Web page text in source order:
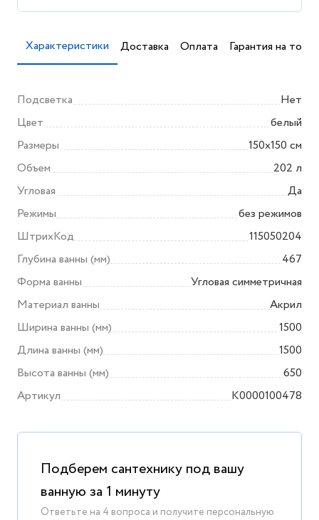
Характеристики Доставка Оплата Гарантия на товар
Подсветка
Нет
Цвет
белый
Размеры
150x150 см
Объем
202 л
Угловая
Да
Режимы
без режимов
ШтрихКод
115050204
Глубина ванны (мм)
467
Форма ванны
Угловая симметричная
Материал ванны
Акрил
Ширина ванны (мм)
1500
Длина ванны (мм)
1500
Высота ванны (мм)
650
Артикул
K0000100478
Подберем сантехнику под вашу
ванную за 1 минуту
Ответьте на 4 вопроса и получите персональную